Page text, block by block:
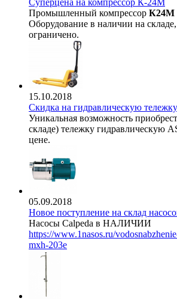
Суперцена на компрессор К-24М
Промышленный компрессор К24М
Оборудование в наличии на складе,
ограничено.
15.10.2018
Скидка на гидравлическую тележку
Уникальная возможность
складе) тележку гидравлическую
цене.
05.09.2018
Новое поступление на склад
Насосы Calpeda в НАЛИЧИИ
https://www.1nasos.ru/
mxh-203e